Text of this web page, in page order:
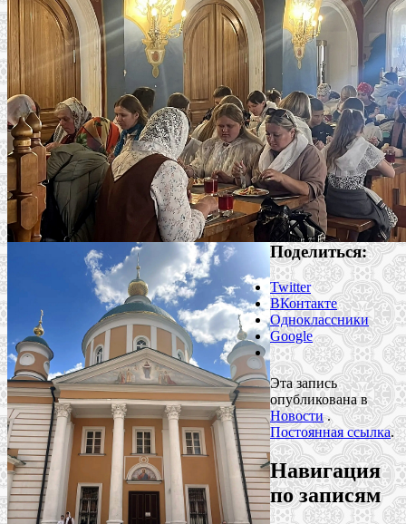
Поделиться:
Twitter
ВКонтакте
Одноклассники
Google
Эта запись
опубликована в
Новости.
Постоянная ссылка.
Навигация
по записям